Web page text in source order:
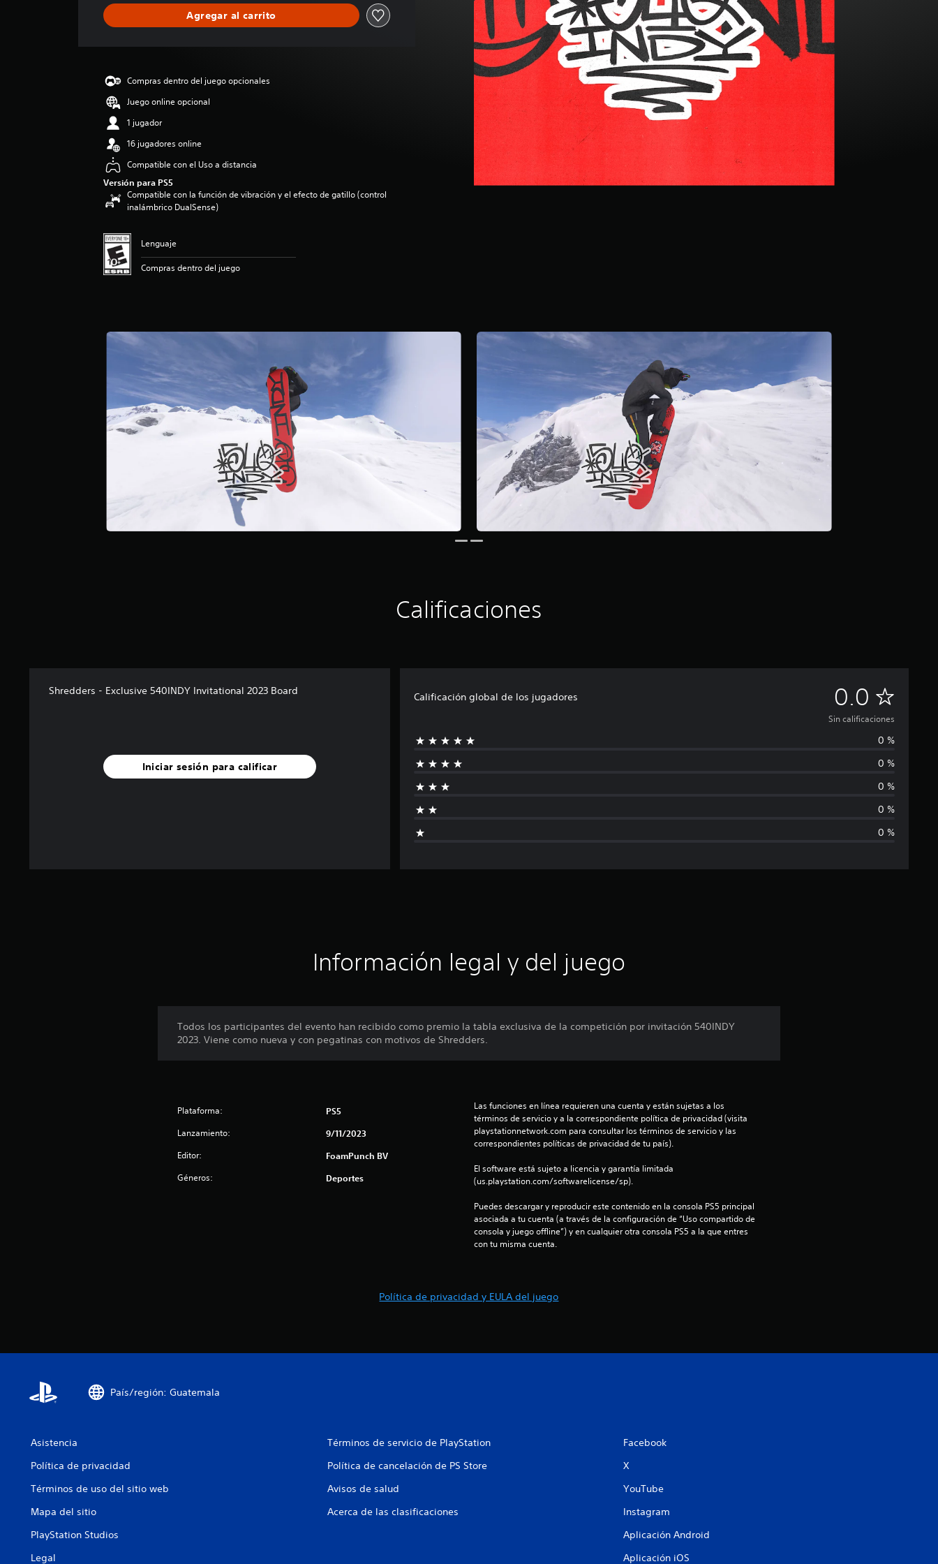
l
i
i
a
c
n
s
Agregar al carrito
Compras dentro del juego opcionales
Juego online opcional
1 jugador
16 jugadores online
Compatible con el Uso a distancia
Versión para PS5
Compatible con la función de vibración y el efecto de gatillo (control
inalámbrico DualSense)
Lenguaje
Compras dentro del juego
Calificaciones
Shredders - Exclusive 540INDY Invitational 2023 Board
Iniciar sesión para calificar
Calificación global de los jugadores 0.0 S
i
n
c
a
i
Sin calificaciones
0 %
0 %
0 %
0 %
0 %
Información legal y del juego
Todos los participantes del evento han recibido como premio la tabla exclusiva de la competición por invitación 540INDY
2023. Viene como nueva y con pegatinas con motivos de Shredders.
Plataforma: PS5
Lanzamiento: 9/11/2023
Editor: FoamPunch BV
Géneros: Deportes
Las funciones en línea requieren una cuenta y están sujetas a los
términos de servicio y a la correspondiente política de privacidad (visita
playstationnetwork.com para consultar los términos de servicio y las
correspondientes políticas de privacidad de tu país).
El software está sujeto a licencia y garantía limitada
(us.playstation.com/softwarelicense/sp).
Puedes descargar y reproducir este contenido en la consola PS5 principal
asociada a tu cuenta (a través de la configuración de “Uso compartido de
consola y juego offline”) y en cualquier otra consola PS5 a la que entres
con tu misma cuenta.
Política de privacidad y EULA del juego
País/región: Guatemala
Asistencia
Política de privacidad
Términos de uso del sitio web
Mapa del sitio
PlayStation Studios
Legal
Términos de servicio de PlayStation
Política de cancelación de PS Store
Avisos de salud
Acerca de las clasificaciones
Facebook
X
YouTube
Instagram
Aplicación Android
Aplicación iOS